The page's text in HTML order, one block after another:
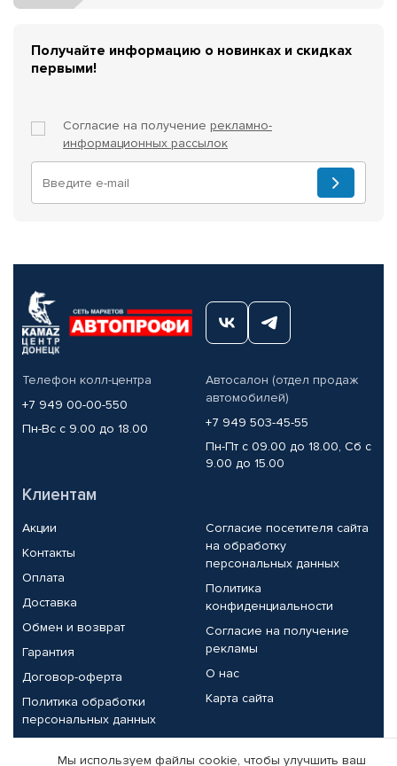
Получайте информацию о новинках и скидках
первыми!
Согласие на получение рекламно-
информационных рассылок
Телефон колл-центра
+7 949 00-00-550
Пн-Вс с 9.00 до 18.00
Автосалон (отдел продаж
автомобилей)
+7 949 503-45-55
Пн-Пт с 09.00 до 18.00, Сб с
9.00 до 15.00
Клиентам
Акции
Контакты
Оплата
Доставка
Обмен и возврат
Гарантия
Договор-оферта
Политика обработки
персональных данных
Согласие посетителя сайта
на обработку
персональных данных
Политика
конфиденциальности
Согласие на получение
рекламы
О нас
Карта сайта
Партнерам
Мы используем файлы cookie, чтобы улучшить ваш